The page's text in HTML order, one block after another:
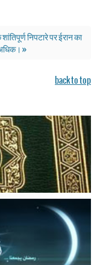
निपटारे पर ईरान का
»
back to top